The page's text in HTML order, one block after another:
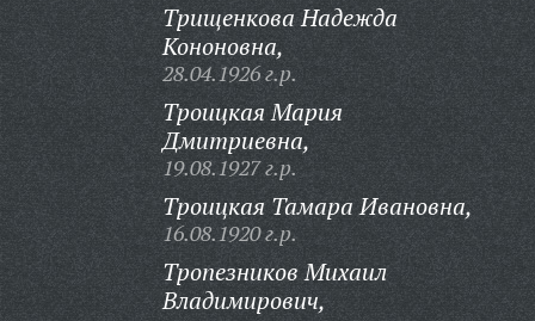
Трищенкова Надежда
Кононовна,
28.04.1926 г.р.
Троицкая Мария
Дмитриевна,
19.08.1927 г.р.
Троицкая Тамара Ивановна,
16.08.1920 г.р.
Тропезников Михаил
Владимирович,